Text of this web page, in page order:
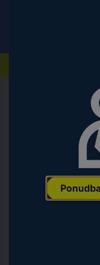
Orodje &
Blickle
kolesa:
4047526033545